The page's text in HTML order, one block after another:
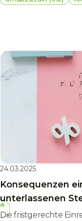
Gesetzesnovellen
Gemüsegarten. Wir
wesentlichen
informieren.
24.03.2025
Konsequenzen
unterlassenen
Die fristgerechte